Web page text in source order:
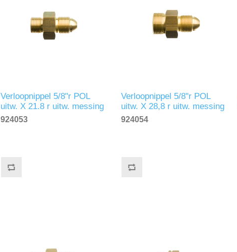
Verloopnippel 5/8"r POL
uitw. X 21.8 r uitw. messing
924053
Verloopnippel 5/8"r POL
uitw. X 28,8 r uitw. messing
924054